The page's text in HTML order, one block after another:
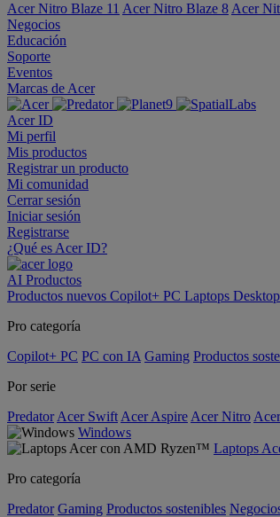
Acer Nitro Blaze 11 Acer Nitro Blaze 8 Acer
Negocios
Educación
Soporte
Eventos
Marcas de Acer
Acer ID
Mi perfil
Mis productos
Registrar un producto
Mi comunidad
Cerrar sesión
Iniciar sesión
Registrarse
¿Qué es Acer ID?
AI Productos
Productos nuevos Copilot+ PC Laptops
Pro categoría
Copilot+ PC PC con IA Gaming Productos
Por serie
Predator Acer Swift Acer Aspire Acer Nitro
Windows
Laptops
Pro categoría
Predator Gaming Productos sostenibles